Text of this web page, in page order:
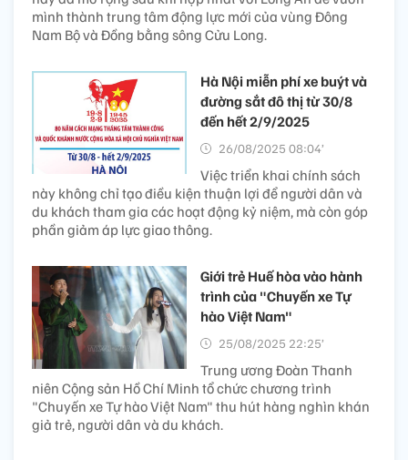
mình thành trung tâm động lực mới của vùng Đông
Nam Bộ và Đồng bằng sông Cửu Long.
Hà Nội miễn phí xe buýt và
đường sắt đô thị từ 30/8
đến hết 2/9/2025
26/08/2025 08:04’
Việc triển khai chính sách
này không chỉ tạo điều kiện thuận lợi để người dân và
du khách tham gia các hoạt động kỷ niệm, mà còn góp
phần giảm áp lực giao thông.
Giới trẻ Huế hòa vào hành
trình của "Chuyến xe Tự
hào Việt Nam"
25/08/2025 22:25’
Trung ương Đoàn Thanh
niên Cộng sản Hồ Chí Minh tổ chức chương trình
"Chuyến xe Tự hào Việt Nam " thu hút hàng nghìn khán
giả trẻ, người dân và du khách.